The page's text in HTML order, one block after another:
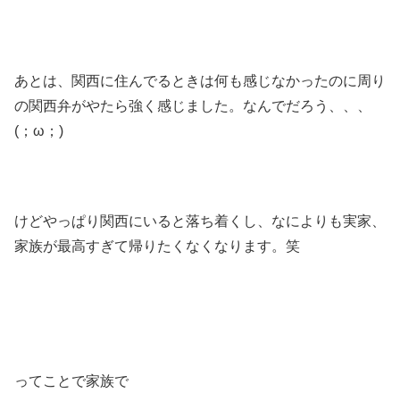
あとは、関西に住んでるときは何も感じなかったのに周り
の関西弁がやたら強く感じました。なんでだろう、、、
(；ω；)
けどやっぱり関西にいると落ち着くし、なによりも実家、
家族が最高すぎて帰りたくなくなります。笑
ってことで家族で